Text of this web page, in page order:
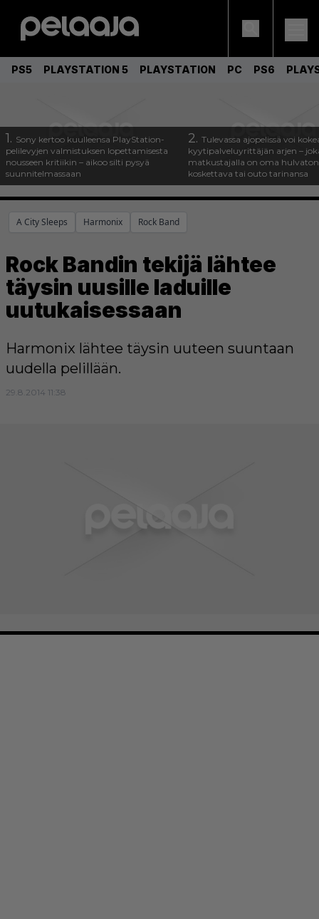
PS5 PLAYSTATION 5 PLAYSTATION PC PS6
1. Sony kertoo kuulleensa PlayStation-
pelilevyjen valmistuksen lopettamisesta
nousseen kritiikin – aikoo silti pysyä
suunnitelmassaan
2. Tulevassa ajopelissä voi
kyytipalveluyrittäjän arjen –
matkustajalla on oma
koskettava tai outo tarinansa
A City Sleeps Harmonix Rock Band
Rock Bandin tekijä lähtee
täysin uusille laduille
uutukaisessaan
Harmonix lähtee täysin uuteen suuntaan
uudella pelillään.
29.8.2014 11:38